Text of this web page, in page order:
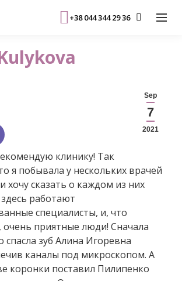
+38 044 344 29 36
Sep
7
2021
клинику! Так
я побывала у нескольких врачей
хочу сказать о каждом из них
работают
специалисты, и, что
приятные люди! Сначала
спасла зуб Алина Игоревна
каналы под микроскопом. А
коронки поставил Пилипенко